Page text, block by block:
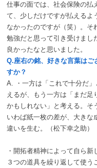
仕事の面では、社会保険の払
て、少しだけですが払えるよ
なかったのですが（笑）。そ
勉強だと思って引き受けまし
良かったなと思いました。
Q.座右の銘、好きな言葉はご
すか？
A. ・一方は「これで十分だ」
えるが、もう一方は「まだ足
かもしれない」と考える。そ
いわば紙一枚の差が、大きな
違いを生む。（松下幸之助）
・開拓者精神によって自ら
３つの道具を繰り返して使